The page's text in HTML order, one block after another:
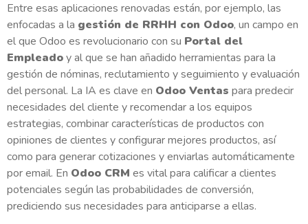
Entre esas aplicaciones renovadas están, por ejemplo, las
enfocadas a la gestión de RRHH con Odoo, un campo en
el que Odoo es revolucionario con su Portal del
Empleadoy al que se han añadido herramientas para la
gestión de nóminas, reclutamiento y seguimiento y evaluación
del personal. La IA es clave en Odoo Ventas para predecir
necesidades del cliente y recomendar a los equipos
estrategias, combinar características de productos con
opiniones de clientes y configurar mejores productos, así
como para generar cotizaciones y enviarlas automáticamente
por email. En Odoo CRM es vital para calificar a clientes
potenciales según las probabilidades de conversión,
prediciendo sus necesidades para anticiparse a ellas.